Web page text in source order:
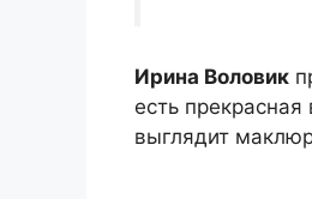
Ирина Воловик
есть
выглядит